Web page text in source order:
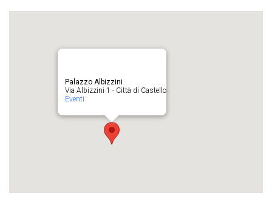
Palazzo Albizzini
Via Albizzini 1 - Città di Castello
Eventi